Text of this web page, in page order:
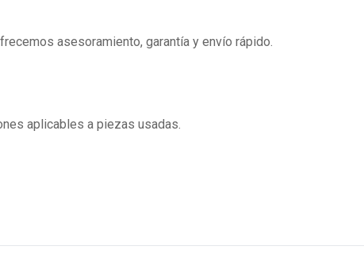
asesoramiento, garantía y envío rápido.
aplicables a piezas usadas.